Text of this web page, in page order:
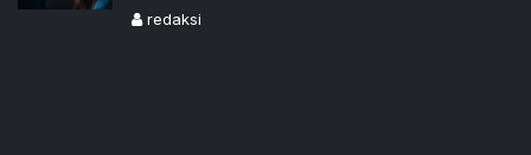
redaksi